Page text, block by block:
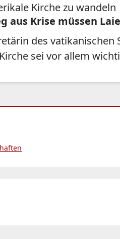
Kirche zu wandeln
aus Krise müssen
des vatikanischen
sei vor allem